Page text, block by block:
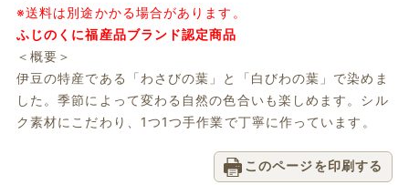
※送料は別途かかる場合があります。
ふじのくに福産品ブランド認定商品
＜概要＞
伊豆の特産である「わさびの葉」と「白びわの葉」で染めま
した。季節によって変わる自然の色合いも楽しめます。シル
ク素材にこだわり、1つ1つ手作業で丁寧に作っています。
このページを印刷する